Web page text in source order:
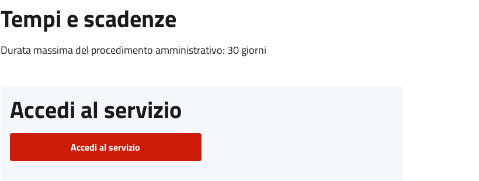
Tempi e scadenze
Durata massima del procedimento amministrativo: 30 giorni
Accedi al servizio
Accedi al servizio